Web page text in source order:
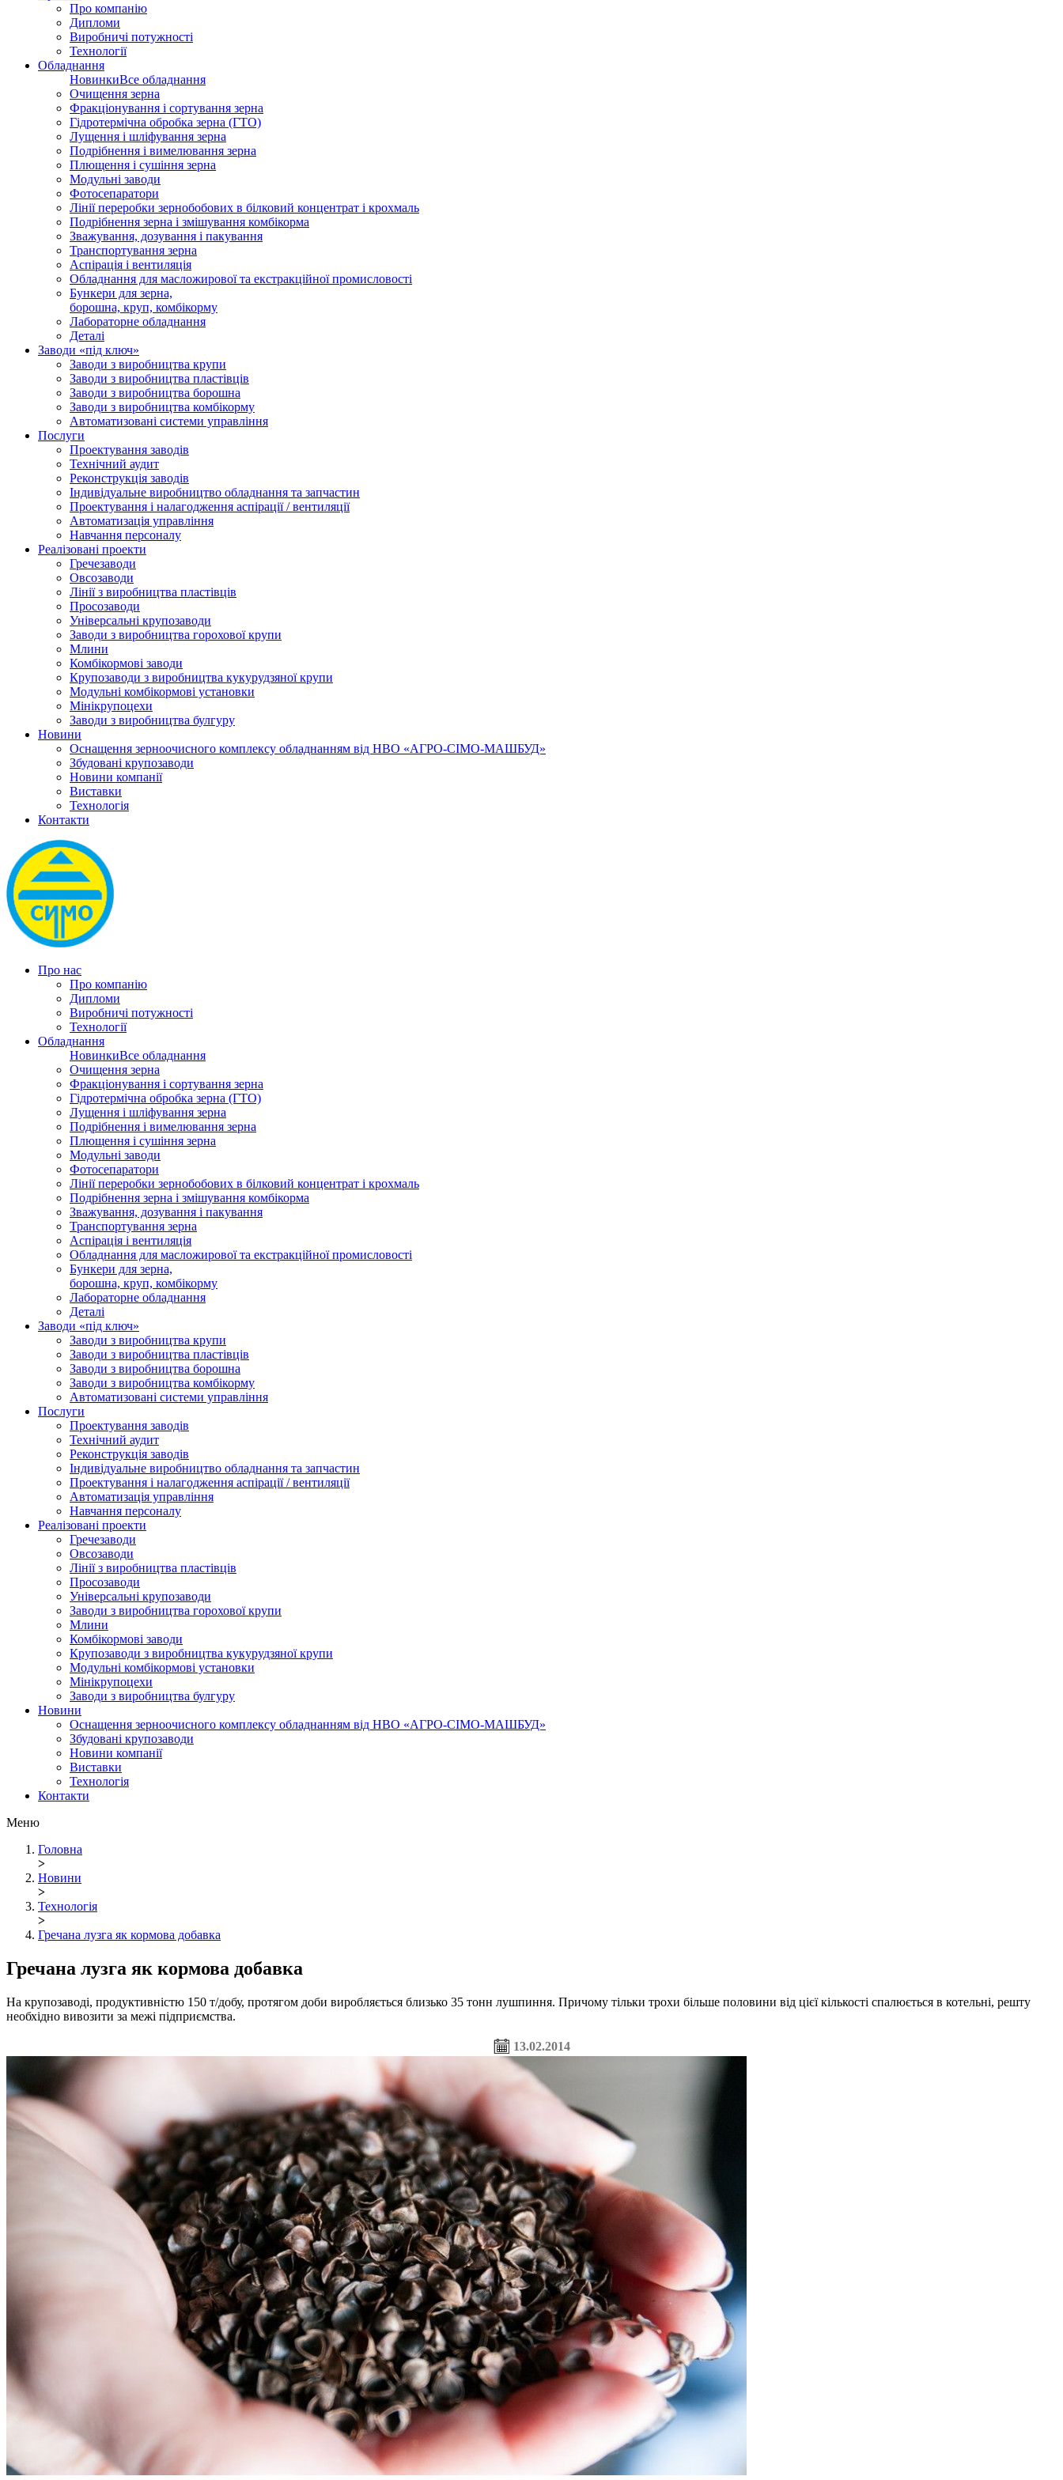
Про компанію
Дипломи
Виробничі потужності
Технології
Обладнання
НовинкиВсе обладнання
Очищення зерна
Фракціонування і сортування зерна
Гідротермічна обробка зерна (ГТО)
Лущення і шліфування зерна
Подрібнення і вимелювання зерна
Плющення і сушіння зерна
Модульні заводи
Фотосепаратори
Лінії переробки зернобобових в білковий концентрат і крохмаль
Подрібнення зерна і змішування комбікорма
Зважування, дозування і пакування
Транспортування зерна
Аспірація і вентиляція
Обладнання для масложирової та екстракційної промисловості
Бункери для зерна,
борошна, круп, комбікорму
Лабораторне обладнання
Деталі
Заводи «під ключ»
Заводи з виробництва крупи
Заводи з виробництва пластівців
Заводи з виробництва борошна
Заводи з виробництва комбікорму
Автоматизовані системи управління
Послуги
Проектування заводів
Технічний аудит
Реконструкція заводів
Індивідуальне виробництво обладнання та запчастин
Проектування і налагодження аспірації / вентиляції
Автоматизація управління
Навчання персоналу
Реалізовані проекти
Гречезаводи
Овсозаводи
Лінії з виробництва пластівців
Просозаводи
Універсальні крупозаводи
Заводи з виробництва горохової крупи
Млини
Комбікормові заводи
Крупозаводи з виробництва кукурудзяної крупи
Модульні комбікормові установки
Мінікрупоцехи
Заводи з виробництва булгуру
Новини
Оснащення зерноочисного комплексу обладнанням від НВО «АГРО-СІМО-МАШБУД»
Збудовані крупозаводи
Новини компанії
Виставки
Технологія
Контакти
Про нас
Про компанію
Дипломи
Виробничі потужності
Технології
Обладнання
НовинкиВсе обладнання
Очищення зерна
Фракціонування і сортування зерна
Гідротермічна обробка зерна (ГТО)
Лущення і шліфування зерна
Подрібнення і вимелювання зерна
Плющення і сушіння зерна
Модульні заводи
Фотосепаратори
Лінії переробки зернобобових в білковий концентрат і крохмаль
Подрібнення зерна і змішування комбікорма
Зважування, дозування і пакування
Транспортування зерна
Аспірація і вентиляція
Обладнання для масложирової та екстракційної промисловості
Бункери для зерна,
борошна, круп, комбікорму
Лабораторне обладнання
Деталі
Заводи «під ключ»
Заводи з виробництва крупи
Заводи з виробництва пластівців
Заводи з виробництва борошна
Заводи з виробництва комбікорму
Автоматизовані системи управління
Послуги
Проектування заводів
Технічний аудит
Реконструкція заводів
Індивідуальне виробництво обладнання та запчастин
Проектування і налагодження аспірації / вентиляції
Автоматизація управління
Навчання персоналу
Реалізовані проекти
Гречезаводи
Овсозаводи
Лінії з виробництва пластівців
Просозаводи
Універсальні крупозаводи
Заводи з виробництва горохової крупи
Млини
Комбікормові заводи
Крупозаводи з виробництва кукурудзяної крупи
Модульні комбікормові установки
Мінікрупоцехи
Заводи з виробництва булгуру
Новини
Оснащення зерноочисного комплексу обладнанням від НВО «АГРО-СІМО-МАШБУД»
Збудовані крупозаводи
Новини компанії
Виставки
Технологія
Контакти
Меню
Головна
>
Новини
>
Технологія
>
Гречана лузга як кормова добавка
Гречана лузга як кормова добавка
На крупозаводі, продуктивністю 150 т/добу, протягом доби виробляється близько 35 тонн лушпиння. Причому тільки трохи більше половини від цієї кількості спалюється в котельні, решту
необхідно вивозити за межі підприємства.
13.02.2014